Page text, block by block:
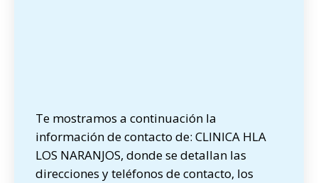
Te mostramos a continuación la
información de contacto de: CLINICA HLA
LOS NARANJOS, donde se detallan las
direcciones y teléfonos de contacto, los